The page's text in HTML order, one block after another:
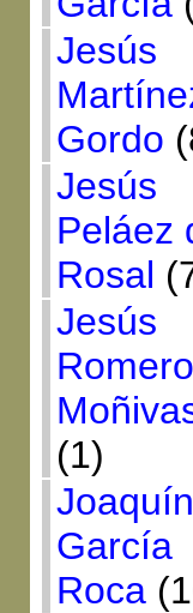
Jesús
Gordo
Jesús
Peláez
Rosal
Jesús
Romero
(1)
Joaquín
García
Roca